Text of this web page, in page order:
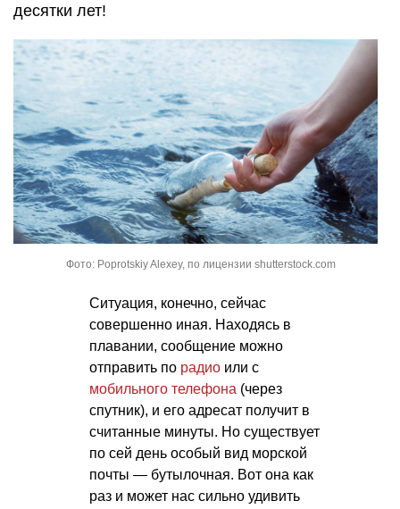
десятки лет!
Фото: Poprotskiy Alexey, по лицензии shutterstock.com
Ситуация, конечно, сейчас
совершенно иная. Находясь в
плавании, сообщение можно
отправить по радио или с
мобильного телефона (через
спутник), и его адресат получит в
считанные минуты. Но существует
по сей день особый вид морской
почты — бутылочная. Вот она как
раз и может нас сильно удивить